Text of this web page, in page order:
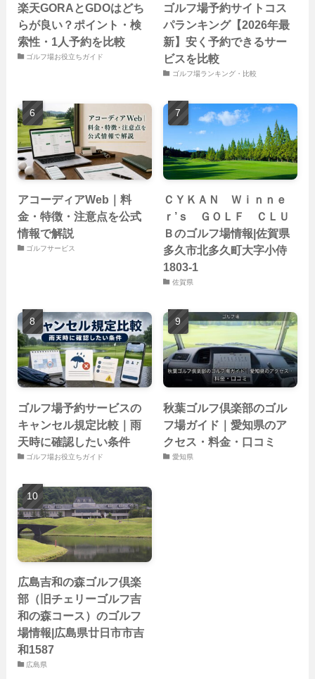
楽天GORAとGDOはどち
らが良い？ポイント・検
索性・1人予約を比較
ゴルフ場お役立ちガイド
ゴルフ場予約サイトコス
パランキング【2026年最
新】安く予約できるサー
ビスを比較
ゴルフ場ランキング・比較
アコーディアWeb｜料
金・特徴・注意点を公式
情報で解説
ゴルフサービス
ＣＹＫＡＮ Ｗｉｎｎｅ
ｒ’ｓ ＧＯＬＦ ＣＬＵ
Ｂのゴルフ場情報|佐賀県
多久市北多久町大字小侍
1803-1
佐賀県
ゴルフ場予約サービスの
キャンセル規定比較｜雨
天時に確認したい条件
ゴルフ場お役立ちガイド
秋葉ゴルフ倶楽部のゴル
フ場ガイド｜愛知県のア
クセス・料金・口コミ
愛知県
広島吉和の森ゴルフ倶楽
部（旧チェリーゴルフ吉
和の森コース）のゴルフ
場情報|広島県廿日市市吉
和1587
広島県